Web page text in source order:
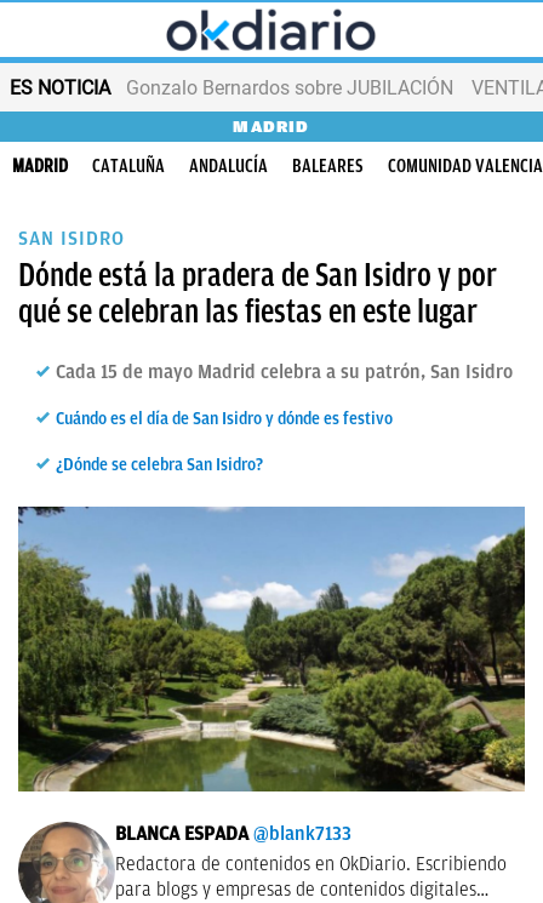
ES NOTICIA Gonzalo Bernardos sobre JUBILACIÓN
MADRID
MADRID CATALUÑA ANDALUCÍA BALEARES COMUNIDAD
SAN ISIDRO
Dónde está la pradera de San Isidro y por
qué se celebran las fiestas en este lugar
Cada 15 de mayo Madrid celebra a su patrón, San Isidro
Cuándo es el día de San Isidro y dónde es festivo
¿Dónde se celebra San Isidro?
BLANCA ESPADA @blank7133
Redactora de contenidos en OkDiario. Escribiendo
para blogs y empresas de contenidos digitales